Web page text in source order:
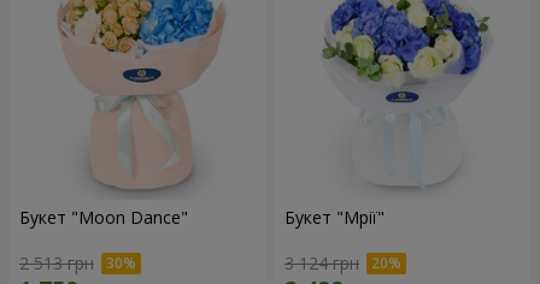
Букет "Moon Dance"
2 513 грн
Букет "Мрії"
3 124 грн